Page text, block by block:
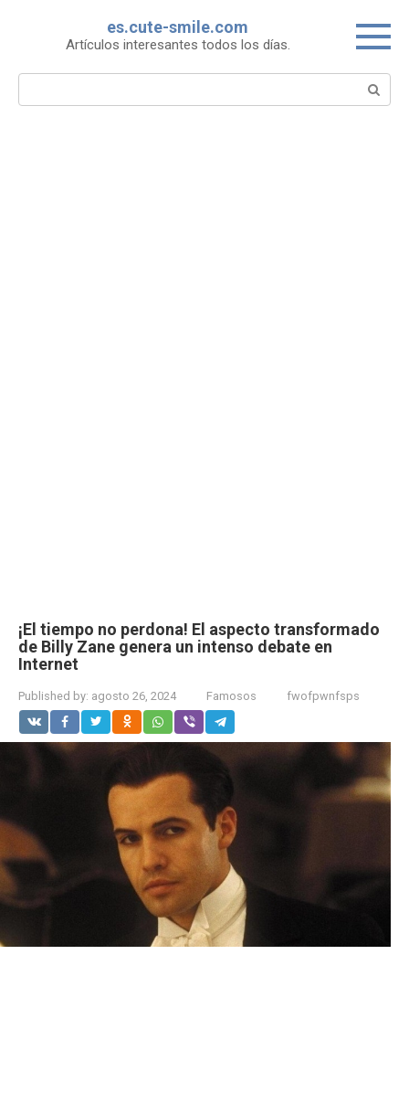
es.cute-smile.com
Artículos interesantes todos los días.
Search:
¡El tiempo no perdona! El aspecto transformado
de Billy Zane genera un intenso debate en
Internet
Published by: agosto 26, 2024 Famosos fwofpwnfsps